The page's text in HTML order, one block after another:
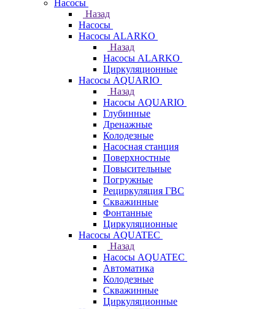
Насосы
Назад
Насосы
Насосы ALARKO
Назад
Насосы ALARKO
Циркуляционные
Насосы AQUARIO
Назад
Насосы AQUARIO
Глубинные
Дренажные
Колодезные
Насосная станция
Поверхностные
Повысительные
Погружные
Рециркуляция ГВС
Скважинные
Фонтанные
Циркуляционные
Насосы AQUATEC
Назад
Насосы AQUATEC
Автоматика
Колодезные
Скважинные
Циркуляционные